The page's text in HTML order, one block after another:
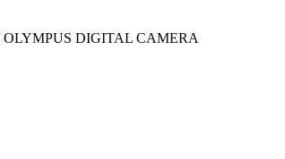
OLYMPUS DIGITAL CAMERA